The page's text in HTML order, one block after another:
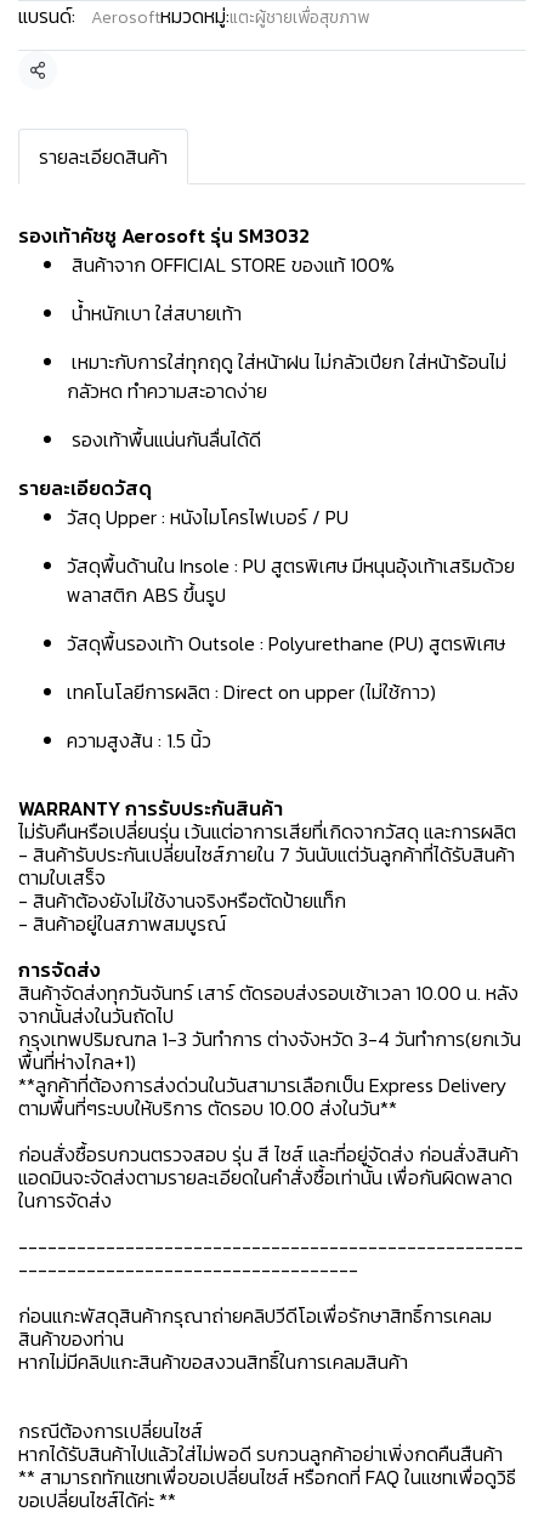
แบรนด์:
Aerosoftหมวดหมู่:แตะผู้ชายเพื่อสุขภาพ
แชร์
รายละเอียดสินค้า
รองเท้าคัชชู Aerosoft รุ่น SM3032
สินค้าจาก OFFICIAL STORE ของแท้ 100%
น้ำหนักเบา ใส่สบายเท้า
เหมาะกับการใส่ทุกฤดู ใส่หน้าฝน ไม่กลัวเปียก ใส่หน้าร้อนไม่
กลัวหด ทำความสะอาดง่าย
รองเท้าพื้นแน่นกันลื่นได้ดี
รายละเอียดวัสดุ
วัสดุ Upper : หนังไมโครไฟเบอร์ / PU
วัสดุพื้นด้านใน Insole : PU สูตรพิเศษ มีหนุนอุ้งเท้าเสริมด้วย
พลาสติก ABS ขึ้นรูป
วัสดุพื้นรองเท้า Outsole : Polyurethane (PU) สูตรพิเศษ
เทคโนโลยีการผลิต : Direct on upper (ไม่ใช้กาว)
ความสูงส้น : 1.5 นิ้ว
WARRANTY การรับประกันสินค้า
ไม่รับคืนหรือเปลี่ยนรุ่น เว้นแต่อาการเสียที่เกิดจากวัสดุ และการผลิต
- สินค้ารับประกันเปลี่ยนไซส์ภายใน 7 วันนับแต่วันลูกค้าที่ได้รับสินค้า
ตามใบเสร็จ
- สินค้าต้องยังไม่ใช้งานจริงหรือตัดป้ายแท็ก
- สินค้าอยู่ในสภาพสมบูรณ์
การจัดส่ง
สินค้าจัดส่งทุกวันจันทร์ เสาร์ ตัดรอบส่งรอบเช้าเวลา 10.00 น. หลัง
จากนั้นส่งในวันถัดไป
กรุงเทพปริมณฑล 1-3 วันทำการ ต่างจังหวัด 3-4 วันทำการ(ยกเว้น
พื้นที่ห่างไกล+1)
**ลูกค้าที่ต้องการส่งด่วนในวันสามารเลือกเป็น Express Delivery
ตามพื้นที่ๆระบบให้บริการ ตัดรอบ 10.00 ส่งในวัน**
ก่อนสั่งซื้อรบกวนตรวจสอบ รุ่น สี ไซส์ และที่อยู่จัดส่ง ก่อนสั่งสินค้า
แอดมินจะจัดส่งตามรายละเอียดในคำสั่งซื้อเท่านั้น เพื่อกันผิดพลาด
ในการจัดส่ง
----------------------------------------------------
-----------------------------------
ก่อนแกะพัสดุสินค้ากรุณาถ่ายคลิปวีดีโอเพื่อรักษาสิทธิ์การเคลม
สินค้าของท่าน
หากไม่มีคลิปแกะสินค้าขอสงวนสิทธิ์ในการเคลมสินค้า
กรณีต้องการเปลี่ยนไซส์
หากได้รับสินค้าไปแล้วใส่ไม่พอดี รบกวนลูกค้าอย่าเพิ่งกดคืนสืนค้า
** สามารถทักแชทเพื่อขอเปลี่ยนไซส์ หรือกดที่ FAQ ในแชทเพื่อดูวิธี
ขอเปลี่ยนไซส์ได้ค่ะ **